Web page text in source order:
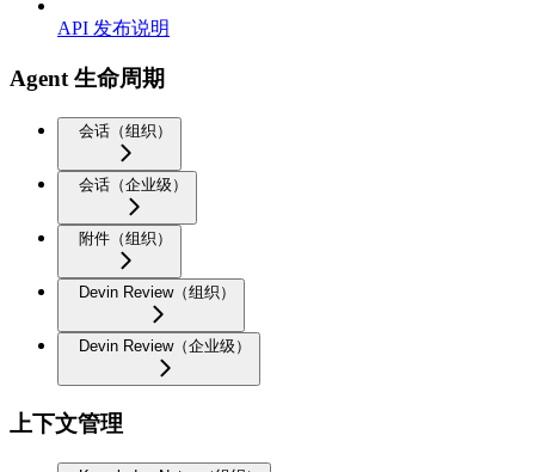
API 发布说明
Agent 生命周期
会话（组织）
会话（企业级）
附件（组织）
Devin Review（组织）
Devin Review（企业级）
上下文管理